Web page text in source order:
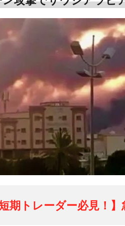
期トレーダー必見！】